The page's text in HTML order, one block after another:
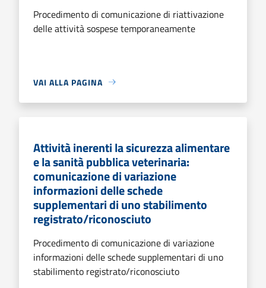
Procedimento di comunicazione di riattivazione
delle attività sospese temporaneamente
VAI ALLA PAGINA
Attività inerenti la sicurezza alimentare
e la sanità pubblica veterinaria:
comunicazione di variazione
informazioni delle schede
supplementari di uno stabilimento
registrato/riconosciuto
Procedimento di comunicazione di variazione
informazioni delle schede supplementari di uno
stabilimento registrato/riconosciuto